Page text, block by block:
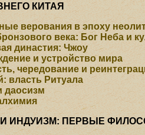
КИТАЯ
верования в эпоху
века: Бог Неба и
династия: Чжоу
и устройство мира
чередование и
власть Ритуала
даосизм
ИНДУИЗМ: ПЕРВЫЕ